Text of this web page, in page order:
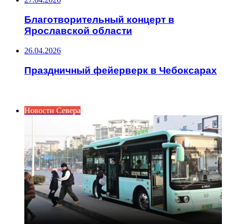
Благотворительный концерт в
Ярославской области
26.04.2026
Праздничный фейерверк в Чебоксарах
Новости Севера